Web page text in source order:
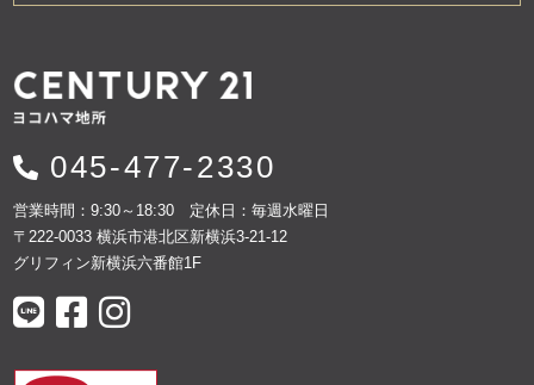
045-477-2330
営業時間：9:30～18:30 定休日：毎週水曜日
〒222-0033 横浜市港北区新横浜3-21-12
グリフィン新横浜六番館1F